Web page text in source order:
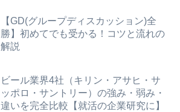
【GD(グループディスカッション)全
勝】初めてでも受かる！コツと流れの
解説
ビール業界4社（キリン・アサヒ・サ
ッポロ・サントリー）の強み・弱み・
違いを完全比較【就活の企業研究に】